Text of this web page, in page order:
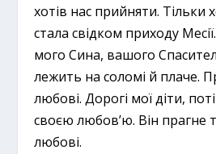
хотів нас прийняти. Тільки
стала свідком приходу
мого Сина, вашого
лежить на соломі й плаче.
любові. Дорогі мої діти,
своєю любов’ю. Він прагне
любові.